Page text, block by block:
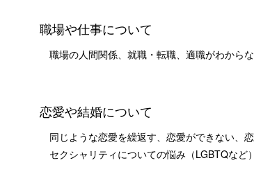
職場や仕事について
職場の人間関係、就職・転職、適職がわから
恋愛や結婚について
同じような恋愛を繰返す、恋愛ができない、
セクシャリティについての悩み（LGBTQなど）